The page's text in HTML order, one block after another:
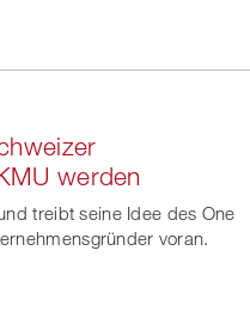
werden
treibt seine Idee des One
voran.